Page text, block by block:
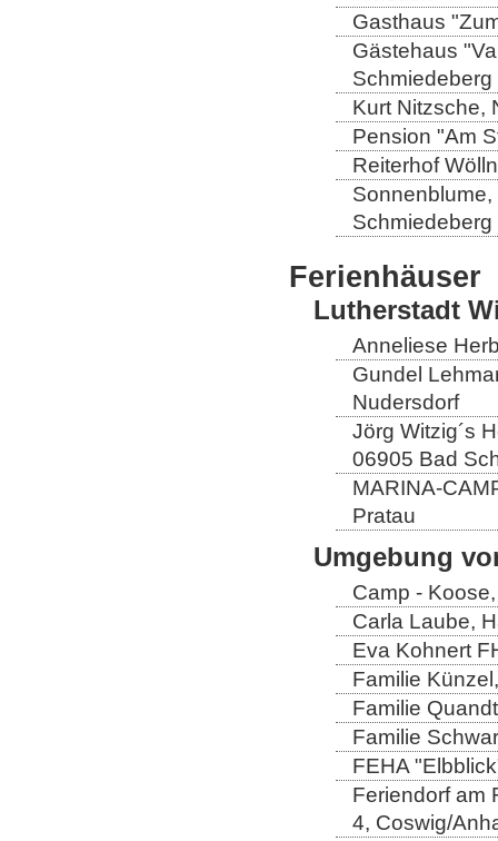
Gasthaus
Gästehaus
Schmiedeberg
Kurt Nitzsche,
Pension "Am
Reiterhof
Sonnenblume,
Schmiedeberg
Ferienhäuser
Lutherstadt
Anneliese
Gundel
Nudersdorf
Jörg Witzig´s
06905 Bad
MARINA-
Pratau
Umgebung
Camp -
Carla Laube,
Eva Kohnert
Familie
Familie
Familie
FEHA
Feriendorf am
4, Coswig/